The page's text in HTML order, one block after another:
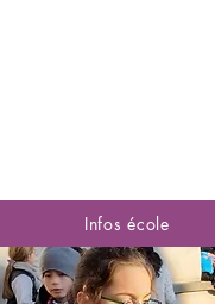
Infos école